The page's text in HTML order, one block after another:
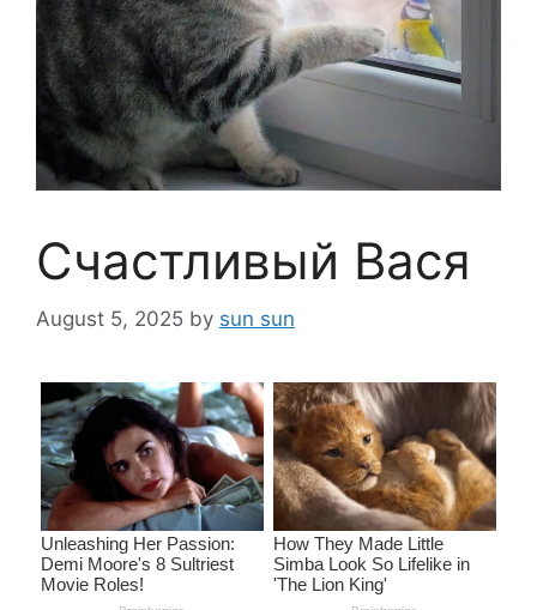
Счастливый Вася
August 5, 2025 by sun sun